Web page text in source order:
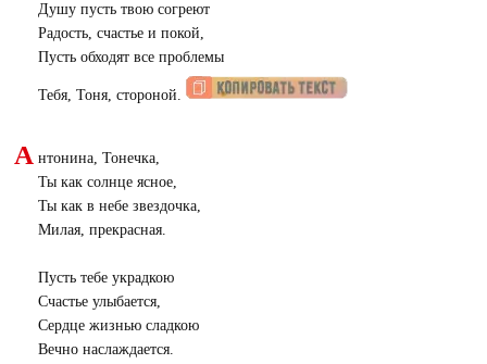
Душу пусть твою согреют
Радость, счастье и покой,
Пусть обходят все проблемы
Тебя, Тоня, стороной.
А нтонина, Тонечка,
Ты как солнце ясное,
Ты как в небе звездочка,
Милая, прекрасная.
Пусть тебе украдкою
Счастье улыбается,
Сердце жизнью сладкою
Вечно наслаждается.